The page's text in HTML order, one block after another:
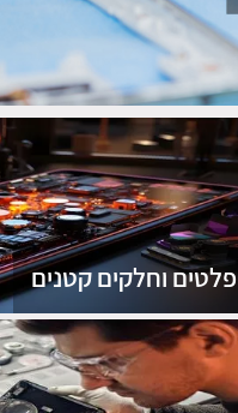
פלטים וחלקים קטנים